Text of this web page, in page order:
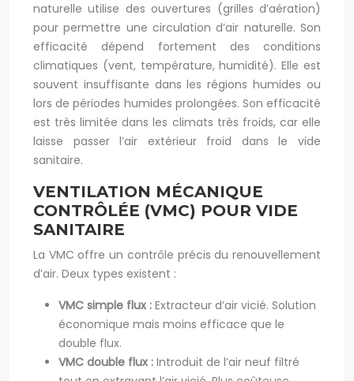
naturelle utilise des ouvertures (grilles d’aération)
pour permettre une circulation d’air naturelle. Son
efficacité dépend fortement des conditions
climatiques (vent, température, humidité). Elle est
souvent insuffisante dans les régions humides ou
lors de périodes humides prolongées. Son efficacité
est très limitée dans les climats très froids, car elle
laisse passer l’air extérieur froid dans le vide
sanitaire.
VENTILATION MÉCANIQUE
CONTRÔLÉE (VMC) POUR VIDE
SANITAIRE
La VMC offre un contrôle précis du renouvellement
d’air. Deux types existent :
VMC simple flux : Extracteur d’air vicié. Solution
économique mais moins efficace que le
double flux.
VMC double flux : Introduit de l’air neuf filtré